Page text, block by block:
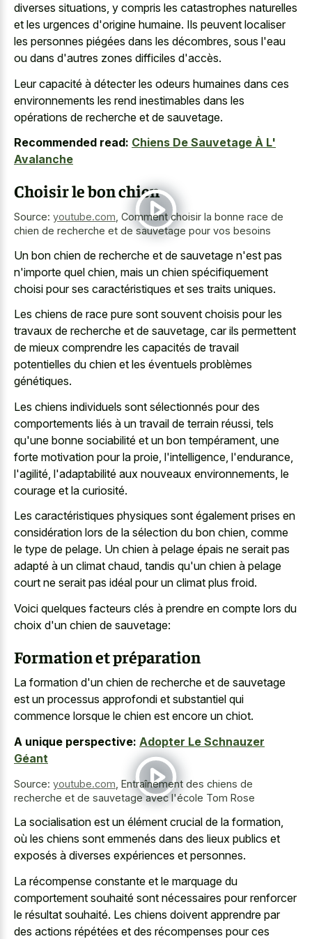
diverses situations, y compris les catastrophes naturelles
et les urgences d'origine humaine. Ils peuvent localiser
les personnes piégées dans les décombres, sous l'eau
ou dans d'autres zones difficiles d'accès.
Leur capacité à détecter les odeurs humaines dans ces
environnements les rend inestimables dans les
opérations de recherche et de sauvetage.
Recommended read: Chiens De Sauvetage À L'
Avalanche
Choisir le bon chien
Source: youtube.com Comment choisir la bonne race de
chien de recherche et de sauvetage pour vos besoins
Un bon chien de recherche et de sauvetage n'est pas
n'importe quel chien, mais un chien spécifiquement
choisi pour ses caractéristiques et ses traits uniques.
Les chiens de race pure sont souvent choisis pour les
travaux de recherche et de sauvetage, car ils permettent
de mieux comprendre les capacités de travail
potentielles du chien et les éventuels problèmes
génétiques.
Les chiens individuels sont sélectionnés pour des
comportements liés à un travail de terrain réussi, tels
qu'une bonne sociabilité et un bon tempérament, une
forte motivation pour la proie, l'intelligence, l'endurance,
l'agilité, l'adaptabilité aux nouveaux environnements, le
courage et la curiosité.
Les caractéristiques physiques sont également prises en
considération lors de la sélection du bon chien, comme
le type de pelage. Un chien à pelage épais ne serait pas
adapté à un climat chaud, tandis qu'un chien à pelage
court ne serait pas idéal pour un climat plus froid.
Voici quelques facteurs clés à prendre en compte lors du
choix d'un chien de sauvetage:
Formation et préparation
La formation d'un chien de recherche et de sauvetage
est un processus approfondi et substantiel qui
commence lorsque le chien est encore un chiot.
A unique perspective: Adopter Le Schnauzer
Géant
Source: youtube.com Entraînement des chiens de
recherche et de sauvetage avec l'école Tom Rose
La socialisation est un élément crucial de la formation,
où les chiens sont emmenés dans des lieux publics et
exposés à diverses expériences et personnes.
La récompense constante et le marquage du
comportement souhaité sont nécessaires pour renforcer
le résultat souhaité. Les chiens doivent apprendre par
des actions répétées et des récompenses pour ces